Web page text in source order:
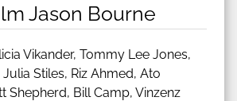
Jason Bourne
Vikander, Tommy Lee Jones,
Stiles, Riz Ahmed, Ato
Shepherd, Bill Camp, Vinzenz